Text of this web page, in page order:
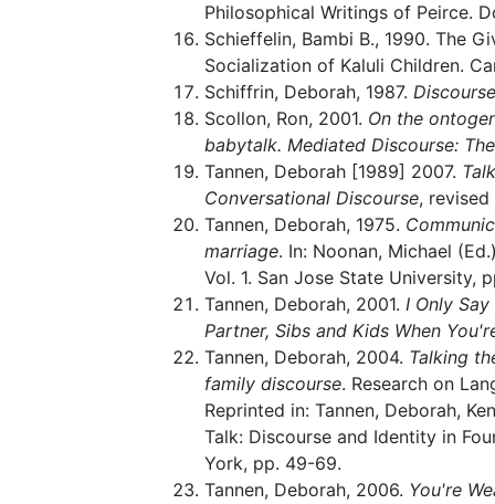
Philosophical Writings of Peirce.
Schieffelin, Bambi B., 1990. The
Socialization of Kaluli Children.
Schiffrin, Deborah, 1987.
Scollon, Ron, 2001. On the
babytalk. Mediated Discourse:
Tannen, Deborah [1989] 2007.
Conversational Discourse,
Tannen, Deborah, 1975.
marriage. In: Noonan, Michael
Vol. 1. San Jose State University,
Tannen, Deborah, 2001. I Only
Partner, Sibs and Kids When
Tannen, Deborah, 2004. Talking
family discourse. Research on
Reprinted in: Tannen, Deborah,
Talk: Discourse and Identity in
York, pp. 49-69.
Tannen, Deborah, 2006. You're